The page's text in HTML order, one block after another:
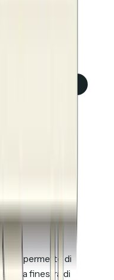
ti permette di
dalla finestra di